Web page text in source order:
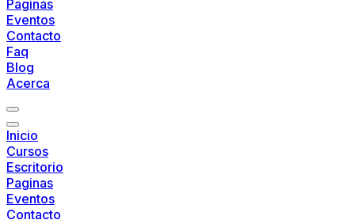
Paginas
Eventos
Contacto
Faq
Blog
Acerca
Inicio
Cursos
Escritorio
Paginas
Eventos
Contacto